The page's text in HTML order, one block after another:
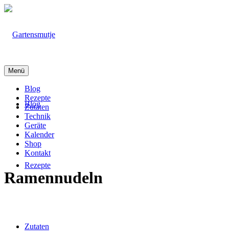
Blog
Rezepte
Zutaten
Menü
Blog
Rezepte
Zutaten
Technik
Geräte
Kalender
Shop
Kontakt
Ramennudeln